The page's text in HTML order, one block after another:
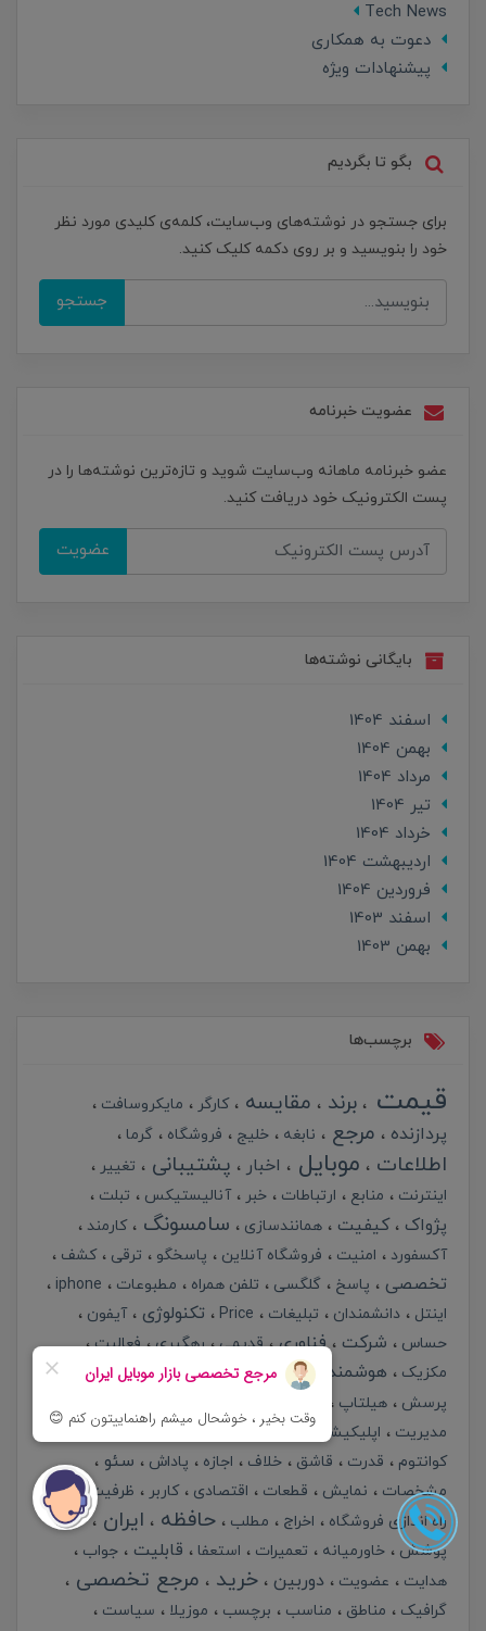
Tech News
دعوت به همکاری
پیشنهادات ویژه
بگو تا بگردیم
برای جستجو در نوشته‌های وب‌سایت، کلمه‌ی کلیدی مورد نظر
خود را بنویسید و بر روی دکمه کلیک کنید.
جستجو
عضویت خبرنامه
عضو خبرنامه ماهانه وب‌سایت شوید و تازه‌ترین نوشته‌ها را در
پست الکترونیک خود دریافت کنید.
عضویت
بایگانی نوشته‌ها
اسفند 1404
بهمن 1404
مرداد 1404
تير 1404
خرداد 1404
ارديبهشت 1404
فروردین 1404
اسفند 1403
بهمن 1403
برچسب‌ها
قیمت برند مقایسه کارگر مایکروسافت
پردازنده مرجع نابغه خلیج فروشگاه گرما
اطلاعات موبایل اخبار پشتیبانی
تغییر
اینترنت
منابع ارتباطات خبر آنالیستیکس تبلت
پژواک کیفیت همانندسازی سامسونگ
کارمند
آکسفورد
امنیت فروشگاه آنلاین پاسخگو ترقی کشف
تخصصی پاسخ گلگسی تلفن همراه مطبوعات
iphone
اینتل
دانشمندان تبلیغات Price تکنولوژی
آیفون
حساس
شرکت فناوری قدیمی رهگیری فعالیت
مکزیک
هوشمند اندروید فایرفاکس متا سودمند
پرسش
هیلتاپ
مدیریت
اپلیکیشن اعتبار پلتفرم بازار
پیچیده
کوانتوم
قدرت قاشق خلاف اجازه پاداش سئو
مشخصات نمایش قطعات اقتصادی کاربر
ظرفیت
راه اندازی فروشگاه
اخراج مطلب حافظه ایران
پوشش خاورمیانه تعمیرات استعفا قابلیت
جواب
هدایت
عضویت دوربین خرید مرجع تخصصی
گرافیک مناطق مناسب برچسب موزیلا
سیاست